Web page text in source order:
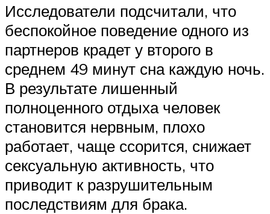
Исследователи подсчитали, что
беспокойное поведение одного из
партнеров крадет у второго в
среднем 49 минут сна каждую ночь.
В результате лишенный
полноценного отдыха человек
становится нервным, плохо
работает, чаще ссорится, снижает
сексуальную активность, что
приводит к разрушительным
последствиям для брака.